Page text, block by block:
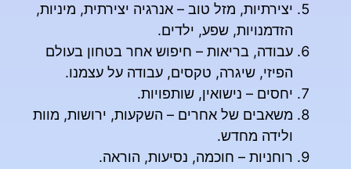
יצירתיות, מזל טוב – אנרגיה יצירתית, מיניות,
הזדמנויות, שפע, ילדים.
עבודה, בריאות – חיפוש אחר בטחון בעולם
הפיזי, שיגרה, טקסים, עבודה על עצמנו.
יחסים – נישואין, שותפויות.
משאבים של אחרים – השקעות, ירושות, מוות
ולידה מחדש.
רוחניות – חוכמה, נסיעות, הוראה.